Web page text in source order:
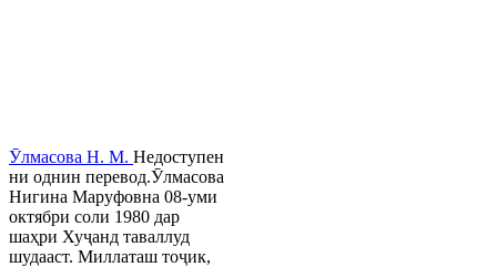
Ӯлмасова Н. М. Недоступен
ни однин перевод.Ӯлмасова
Нигина Маруфовна 08-уми
октябри соли 1980 дар
шаҳри Хуҷанд таваллуд
шудааст. Миллаташ тоҷик,